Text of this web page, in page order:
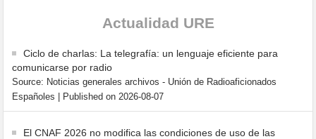
Actualidad URE
Ciclo de charlas: La telegrafía: un lenguaje eficiente para
comunicarse por radio
Source: Noticias generales archivos - Unión de Radioaficionados
Españoles
Published on 2026-08-07
El CNAF 2026 no modifica las condiciones de uso de las